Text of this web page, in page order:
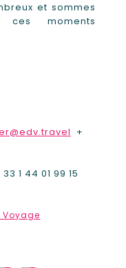
et sommes
moments
+
33 1 44 01 99 15